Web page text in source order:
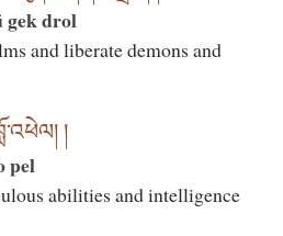
gek drol
and liberate demons and
།
pel
abilities and intelligence